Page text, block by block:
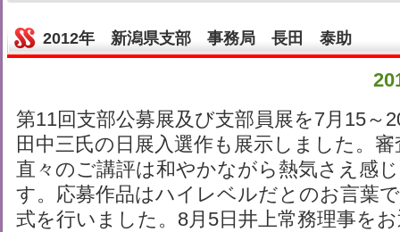
2012年 新潟県支部 事務局 長田 泰助
第11回支部公募展及び支部員展を7月15～
田中三氏の日展入選作も展示しました。
直々のご講評は和やかながら熱気さえ感
す。応募作品はハイレベルだとのお言葉
式を行いました。8月5日井上常務理事を